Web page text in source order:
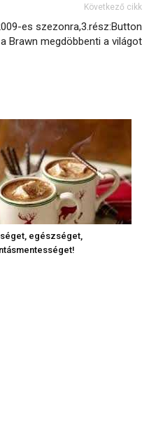
Következő cikk
es szezonra,3.rész:Button
Brawn megdöbbenti a világot
egészséget,